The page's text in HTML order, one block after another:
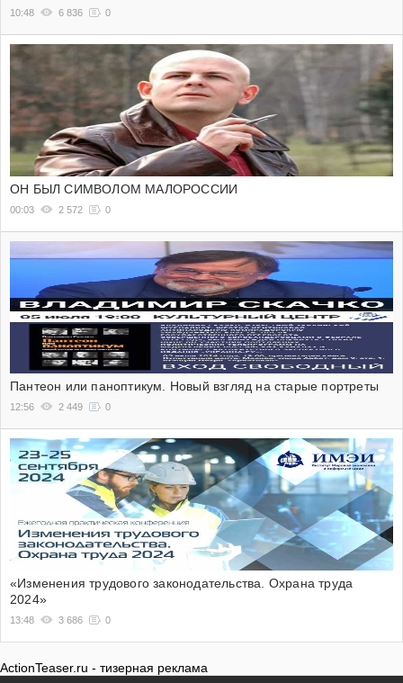
10:48 6 836 0
ОН БЫЛ СИМВОЛОМ МАЛОРОССИИ
00:03 2 572 0
Пантеон или паноптикум. Новый взгляд на старые портреты
12:56 2 449 0
«Изменения трудового законодательства. Охрана труда
2024»
13:48 3 686 0
ActionTeaser.ru - тизерная реклама